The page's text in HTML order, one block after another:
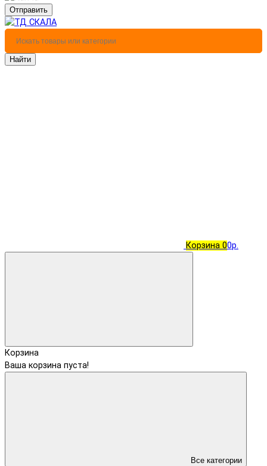
Отправить
Найти
Корзина 00р.
Корзина
Ваша корзина пуста!
Все категории